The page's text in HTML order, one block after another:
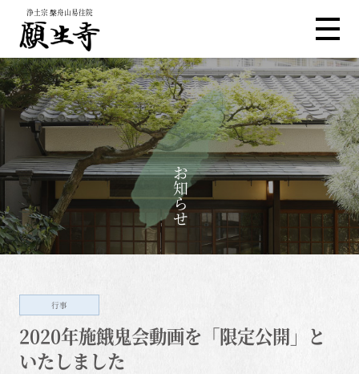
浄土宗 槃舟山易往院
お知らせ
行事
2020年施餓鬼会動画を「限定公開」と
いたしました